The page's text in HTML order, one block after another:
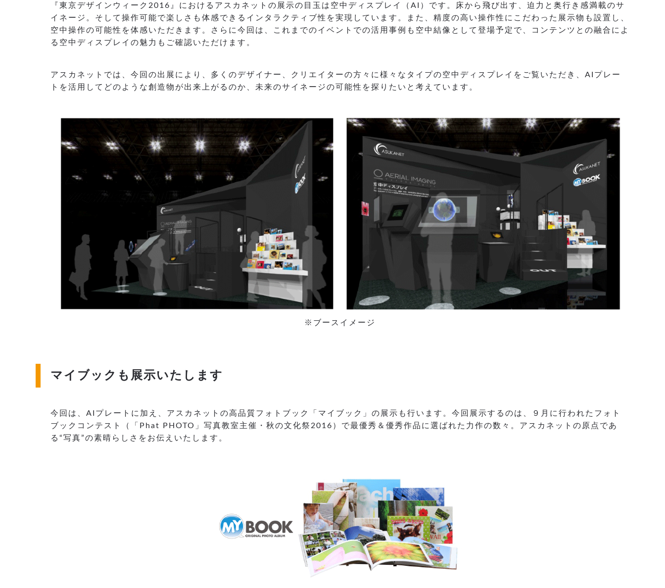
『東京デザインウィーク2016』におけるアスカネットの展示の目玉は空中ディスプレイ（AI）です。床から飛び出す、迫力と奥行き感満載のサ
イネージ。そして操作可能で楽しさも体感できるインタラクティブ性を実現しています。また、精度の高い操作性にこだわった展示物も設置し、
空中操作の可能性を体感いただきます。さらに今回は、これまでのイベントでの活用事例も空中結像として登場予定で、コンテンツとの融合によ
る空中ディスプレイの魅力もご確認いただけます。
アスカネットでは、今回の出展により、多くのデザイナー、クリエイターの方々に様々なタイプの空中ディスプレイをご覧いただき、AIプレー
トを活用してどのような創造物が出来上がるのか、未来のサイネージの可能性を探りたいと考えています。
※ブースイメージ
マイブックも展示いたします
今回は、AIプレートに加え、アスカネットの高品質フォトブック「マイブック」の展示も行います。今回展示するのは、９月に行われたフォト
ブックコンテスト（「Phat PHOTO」写真教室主催・秋の文化祭2016）で最優秀＆優秀作品に選ばれた力作の数々。アスカネットの原点であ
る“写真”の素晴らしさをお伝えいたします。